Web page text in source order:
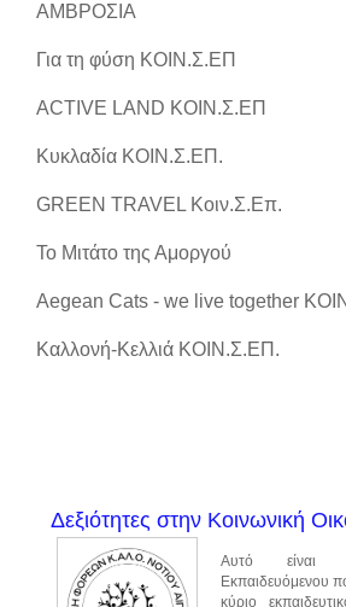
ΑΜΒΡΟΣΙΑ
Για τη φύση ΚΟΙΝ.Σ.ΕΠ
ACTIVE LAND ΚΟΙΝ.Σ.ΕΠ
Κυκλαδία ΚΟΙΝ.Σ.ΕΠ.
GREEΝ TRAVEL Κοιν.Σ.Επ.
Το Μιτάτο της Αμοργού
Aegean Cats - we live together ΚΟΙΝ
Καλλονή-Κελλιά ΚΟΙΝ.Σ.ΕΠ.
Δεξιότητες στην Κοινωνική
Αυτό είναι
Εκπαιδευόμενου
κύριο